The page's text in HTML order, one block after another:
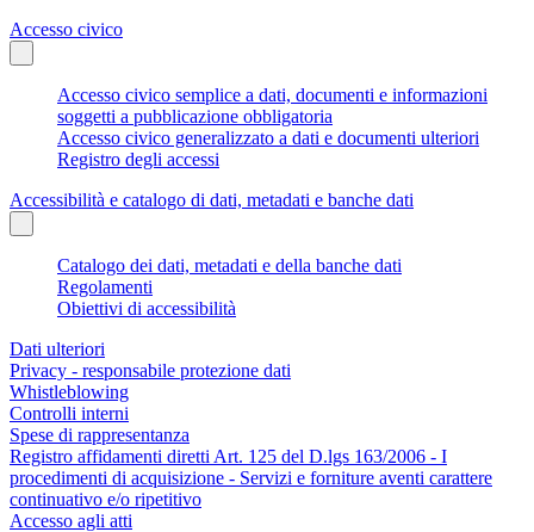
Accesso civico
Accesso civico semplice a dati, documenti e informazioni
soggetti a pubblicazione obbligatoria
Accesso civico generalizzato a dati e documenti ulteriori
Registro degli accessi
Accessibilità e catalogo di dati, metadati e banche dati
Catalogo dei dati, metadati e della banche dati
Regolamenti
Obiettivi di accessibilità
Dati ulteriori
Privacy - responsabile protezione dati
Whistleblowing
Controlli interni
Spese di rappresentanza
Registro affidamenti diretti Art. 125 del D.lgs 163/2006 - I
procedimenti di acquisizione - Servizi e forniture aventi carattere
continuativo e/o ripetitivo
Accesso agli atti